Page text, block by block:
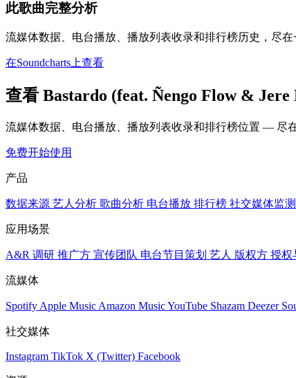
此歌曲完整分析
流媒体数据、电台播放、播放列表收录和排行榜历史，尽在
在Soundcharts上查看
查看 Bastardo (feat. Ñengo Flow &
流媒体数据、电台播放、播放列表收录和排行榜位置 — 尽
免费开始使用
产品
数据来源 艺人分析 歌曲分析 电台播放 排行榜 社交媒体监测
应用场景
A&R 调研 推广方 宣传团队 电台节目策划 艺人 版权方 授权
流媒体
Spotify Apple Music Amazon MusicYouTube Shazam Deezer
社交媒体
Instagram TikTok X (Twitter) Facebook